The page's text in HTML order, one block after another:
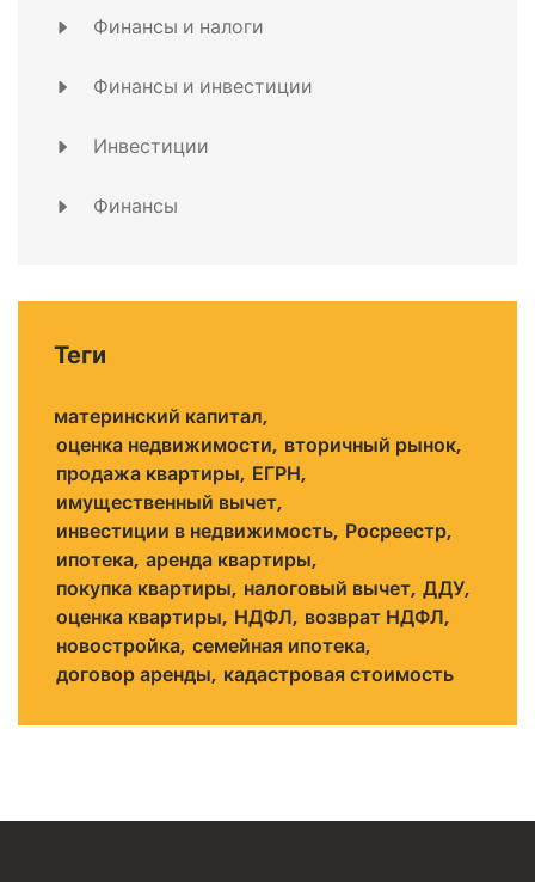
Финансы и налоги
Финансы и инвестиции
Инвестиции
Финансы
Теги
материнский капитал
оценка недвижимости вторичный рынок
продажа квартиры ЕГРН
имущественный вычет
инвестиции в недвижимость Росреестр
ипотека аренда квартиры
покупка квартиры налоговый вычет ДДУ
оценка квартиры НДФЛ возврат НДФЛ
новостройка семейная ипотека
договор аренды кадастровая стоимость